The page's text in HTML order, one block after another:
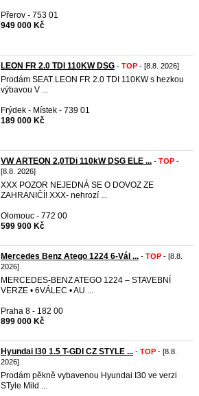
Přerov - 753 01
949 000 Kč
LEON FR 2.0 TDI 110KW DSG - TOP - [8.8. 2026]
Prodám SEAT LEON FR 2.0 TDI 110KW s hezkou
výbavou V ...
Frýdek - Místek - 739 01
189 000 Kč
VW ARTEON 2,0TDi 110kW DSG ELE ... - TOP -
[8.8. 2026]
XXX POZOR NEJEDNÁ SE O DOVOZ ZE
ZAHRANIČÍ! XXX- nehrozí ...
Olomouc - 772 00
599 900 Kč
Mercedes Benz Atego 1224 6-Vál ... - TOP - [8.8.
2026]
MERCEDES-BENZ ATEGO 1224 – STAVEBNÍ
VERZE • 6VÁLEC • AU ...
Praha 8 - 182 00
899 000 Kč
Hyundai I30 1.5 T-GDI CZ STYLE ... - TOP - [8.8.
2026]
Prodám pěkně vybavenou Hyundai I30 ve verzi
STyle Mild ...